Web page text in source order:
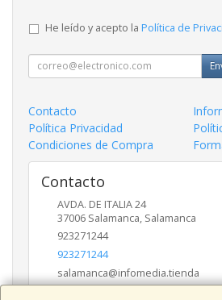
He leído y acepto la Política de
Contacto
Política Privacidad
Condiciones de Compra
Contacto
AVDA. DE ITALIA 24
37006 Salamanca, Salamanca
923271244
923271244
salamanca@infomedia.tienda